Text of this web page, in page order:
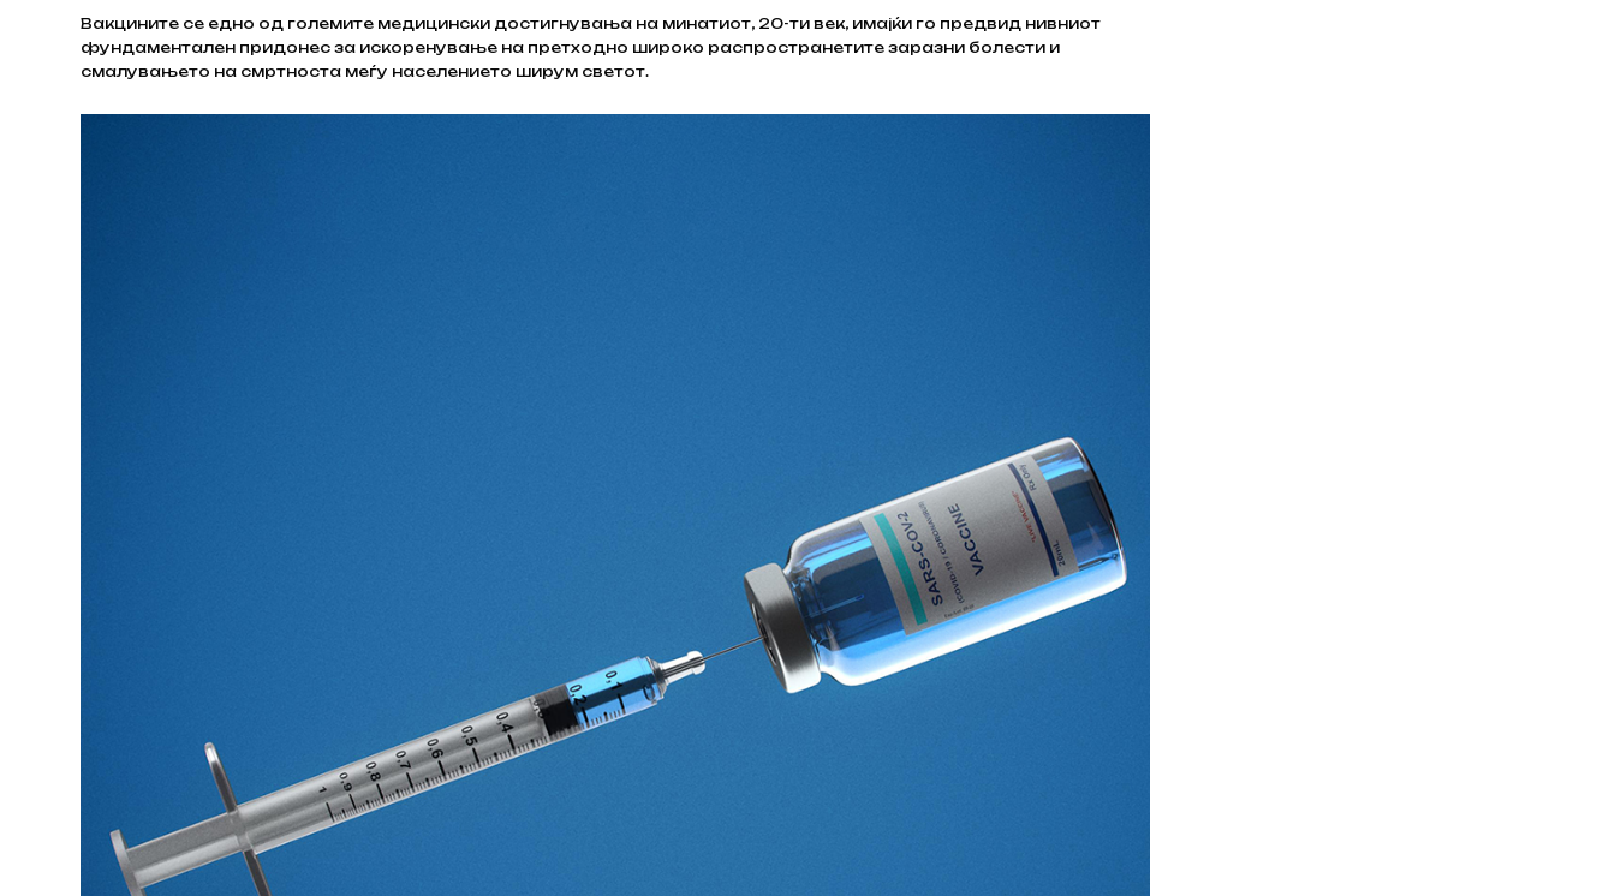
Вакцините се едно од големите медицински достигнувања на минатиот, 20-ти век, имајќи го предвид нивниот
фундаментален придонес за искоренување на претходно широко распространетите заразни болести и
смалувањето на смртноста меѓу населението ширум светот.